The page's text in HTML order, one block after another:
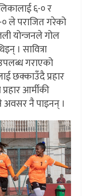
६-० र
ले पराजित गरेको
योन्जनले गोल
। सावित्रा
गराएको
छक्काउँदै प्रहार
आर्मीकी
अवसर नै पाइनन् ।